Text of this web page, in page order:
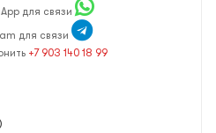
для связи
для связи
+7 903 140 18 99